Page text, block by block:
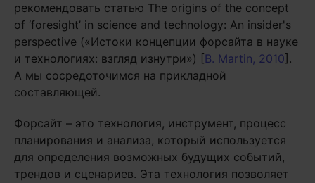
рекомендовать статью The origins of the concept
of ‘foresight’ in science and technology: An insider's
perspective («Истоки концепции форсайта в науке
и технологиях: взгляд изнутри») [B. Martin, 2010].
А мы сосредоточимся на прикладной
составляющей.
Форсайт – это технология, инструмент, процесс
планирования и анализа, который используется
для определения возможных будущих событий,
трендов и сценариев. Эта технология позволяет